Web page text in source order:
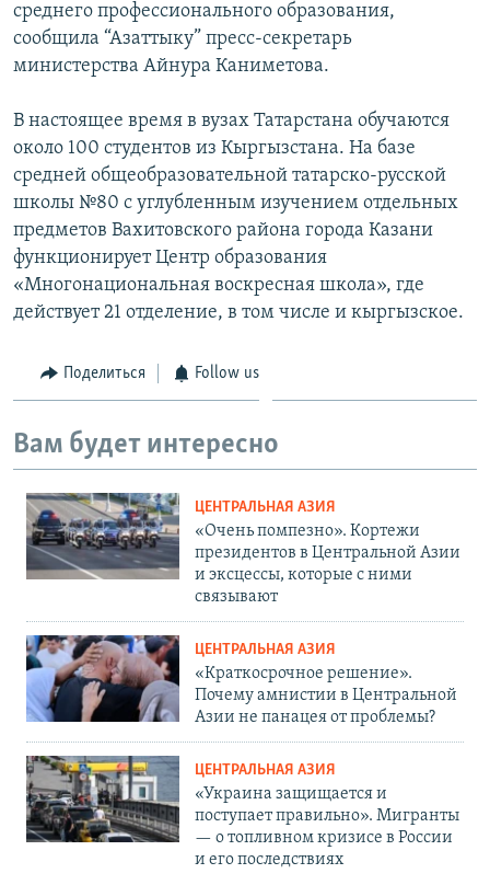
среднего профессионального образования,
сообщила “Азаттыку” пресс-секретарь
министерства Айнура Каниметова.
В настоящее время в вузах Татарстана обучаются
около 100 студентов из Кыргызстана. На базе
средней общеобразовательной татарско-русской
школы №80 с углубленным изучением отдельных
предметов Вахитовского района города Казани
функционирует Центр образования
«Многонациональная воскресная школа», где
действует 21 отделение, в том числе и кыргызское.
Поделиться Follow us
Вам будет интересно
ЦЕНТРАЛЬНАЯ АЗИЯ
«Очень помпезно». Кортежи
президентов в Центральной Азии
и эксцессы, которые с ними
связывают
ЦЕНТРАЛЬНАЯ АЗИЯ
«Краткосрочное решение».
Почему амнистии в Центральной
Азии не панацея от проблемы?
ЦЕНТРАЛЬНАЯ АЗИЯ
«Украина защищается и
поступает правильно». Мигранты
— о топливном кризисе в России
и его последствиях